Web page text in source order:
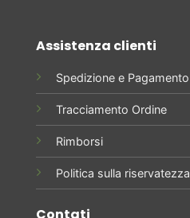
Assistenza clienti
Spedizione e Pagamento
Tracciamento Ordine
Rimborsi
Politica sulla riservatezza